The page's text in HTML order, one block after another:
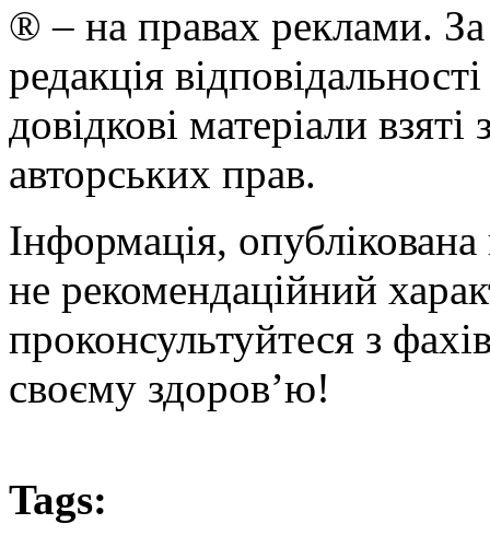
® – на правах реклами. За
редакція
довідкові матеріали
авторських прав.
Інформація,
не рекомендаційний
проконсультуйтеся з
своєму здоров’ю!
Tags: